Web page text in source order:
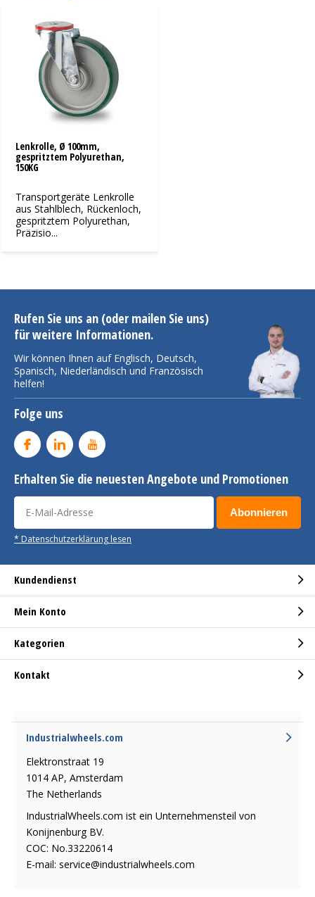
Lenkrolle, Ø 100mm,
gespritztem Polyurethan,
150KG
Transportgeräte Lenkrolle
aus Stahlblech, Rückenloch,
gespritztem Polyurethan,
Präzisio...
Rufen Sie uns an (oder mailen Sie uns)
für weitere Informationen.
Wir können Ihnen auf Englisch, Deutsch,
Spanisch, Niederländisch und Französisch
helfen!
Folge uns
Erhalten Sie die neuesten Angebote und Promotionen
Abonnieren
* Datenschutzerklärung lesen
Kundendienst
Mein Konto
Kategorien
Kontakt
Industrialwheels.com
Elektronstraat 19
1014 AP, Amsterdam
The Netherlands
IndustrialWheels.com ist ein Unternehmensteil von
Konijnenburg BV.
COC: No.33220614
E-mail: service@industrialwheels.com